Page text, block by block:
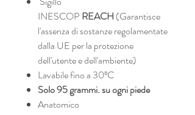
INESCOP REACH (Garantisce
l'assenza di sostanze regolamentate
dalla UE per la protezione
dell'utente e dell'ambiente)
Lavabile fino a 30ºC
Solo 95 grammi. su ogni piede
Anatomico